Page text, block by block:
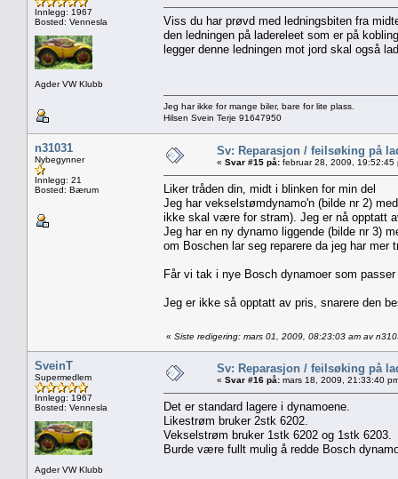
Innlegg: 1967
Bosted: Vennesla
Agder VW Klubb
Viss du har prøvd med ledningsbiten fra
den ledningen på ladereleet som er på
legger denne ledningen mot jord skal også
Jeg har ikke for mange biler, bare for lite plass.
Hilsen Svein Terje 91647950
n31031
Nybegynner
Innlegg: 21
Bosted: Bærum
Sv: Reparasjon / feilsøking på
« Svar #15 på: februar 28, 2009, 19:52:45
Liker tråden din, midt i blinken for min del
Jeg har vekselstømdynamo'n (bilde nr 2)
ikke skal være for stram). Jeg er nå opptatt
Jeg har en ny dynamo liggende (bilde nr 3)
om Boschen lar seg reparere da jeg har mer
Får vi tak i nye Bosch dynamoer som
Jeg er ikke så opptatt av pris, snarere den
« Siste redigering: mars 01, 2009, 08:23:03 am av
SveinT
Supermedlem
Innlegg: 1967
Bosted: Vennesla
Agder VW Klubb
Sv: Reparasjon / feilsøking på
« Svar #16 på: mars 18, 2009, 21:33:40
Det er standard lagere i dynamoene.
Likestrøm bruker 2stk 6202.
Vekselstrøm bruker 1stk 6202 og 1stk 6203.
Burde være fullt mulig å redde Bosch